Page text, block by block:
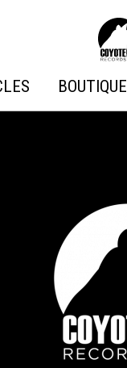
BOUTIQUE